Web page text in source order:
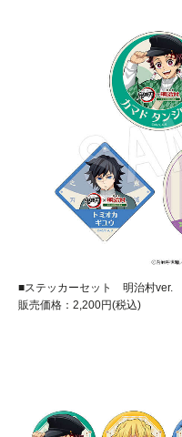
■ステッカーセット 明治村ver.
販売価格：2,200円(税込)